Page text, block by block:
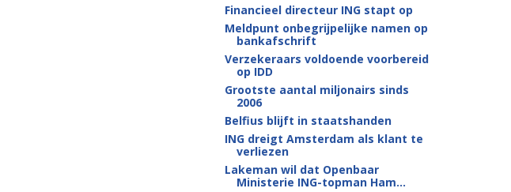
Financieel directeur ING stapt op
Meldpunt onbegrijpelijke namen op
bankafschrift
Verzekeraars voldoende voorbereid
op IDD
Grootste aantal miljonairs sinds
2006
Belfius blijft in staatshanden
ING dreigt Amsterdam als klant te
verliezen
Lakeman wil dat Openbaar
Ministerie ING-topman Ham...